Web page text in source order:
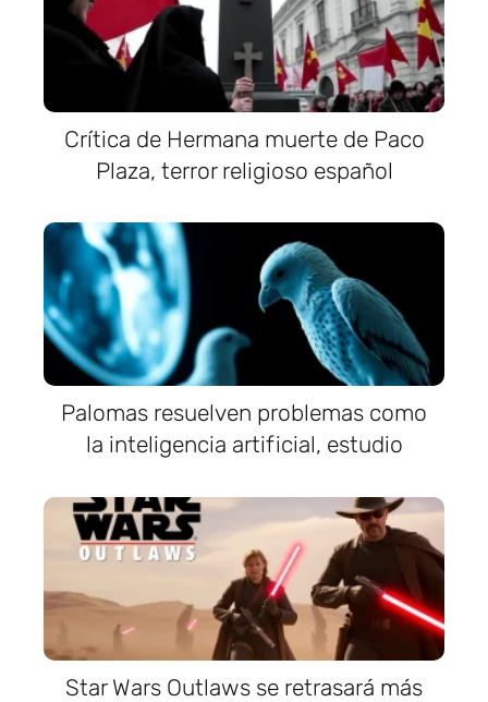
Crítica de Hermana muerte de Paco
Plaza, terror religioso español
Palomas resuelven problemas como
la inteligencia artificial, estudio
Star Wars Outlaws se retrasará más